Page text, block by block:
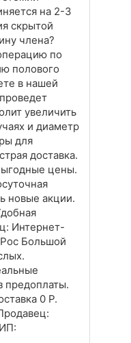
на 2-3
скрытой
члена?
по
полового
в нашей
увеличить
и диаметр
для
доставка.
цены.
новые акции.
Интернет-
Большой
предоплаты.
0 P.